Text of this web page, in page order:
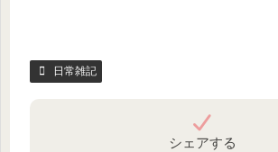
日常雑記
シェアする